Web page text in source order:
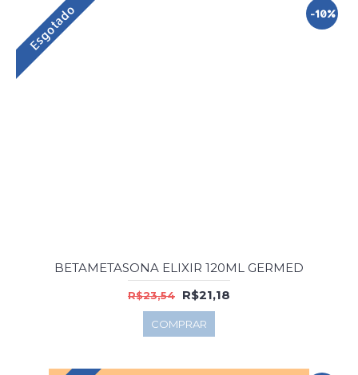
-10%
Esgotado
BETAMETASONA ELIXIR 120ML GERMED
R$23,54 R$21,18
COMPRAR